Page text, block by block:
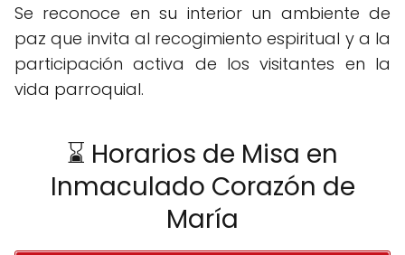
Se reconoce en su interior un ambiente de
paz que invita al recogimiento espiritual y a la
participación activa de los visitantes en la
vida parroquial.
⌛ Horarios de Misa en
Inmaculado Corazón de
María